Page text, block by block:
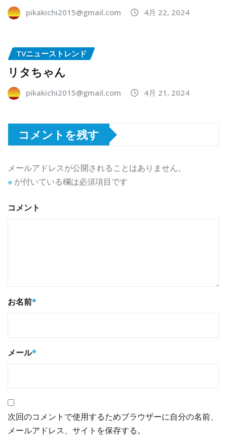
pikakichi2015@gmail.com 4月 22, 2024
TVニューストレンド
リタちゃん
pikakichi2015@gmail.com 4月 21, 2024
コメントを残す
メールアドレスが公開されることはありません。
※ が付いている欄は必須項目です
コメント
お名前*
メール*
次回のコメントで使用するためブラウザーに自分の名前、
メールアドレス、サイトを保存する。